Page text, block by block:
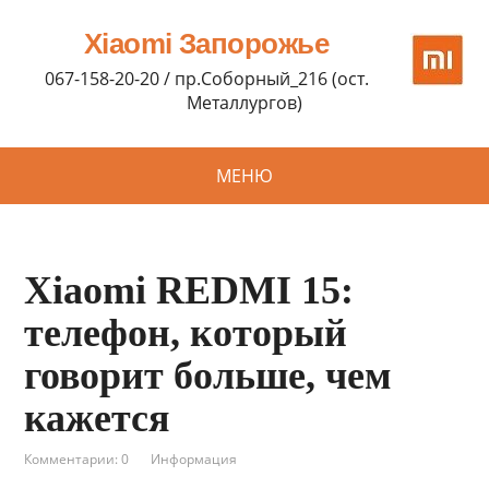
Xiaomi Запорожье
067-158-20-20 / пр.Соборный_216 (ост.
Металлургов)
МЕНЮ
Xiaomi REDMI 15:
телефон, который
говорит больше, чем
кажется
Комментарии: 0 Информация